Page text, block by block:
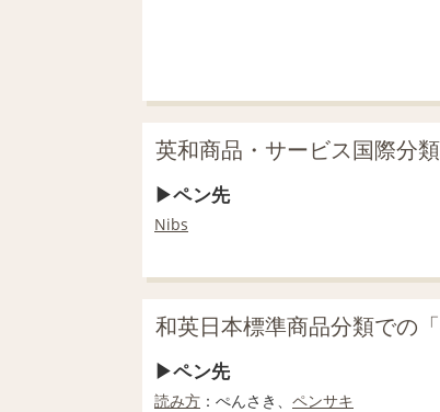
英和商品・サービス国際分
ペン先
Nibs
和英日本標準商品分類での
ペン先
読み方 ：ぺんさき、 ペンサキ